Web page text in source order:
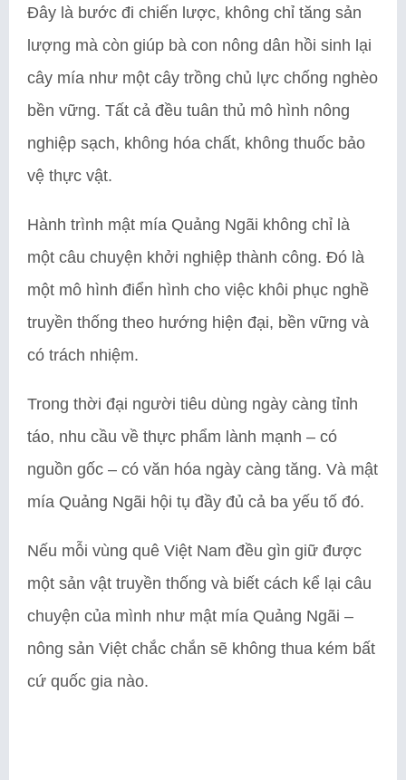
Đây là bước đi chiến lược, không chỉ tăng sản
lượng mà còn giúp bà con nông dân hồi sinh lại
cây mía như một cây trồng chủ lực chống nghèo
bền vững. Tất cả đều tuân thủ mô hình nông
nghiệp sạch, không hóa chất, không thuốc bảo
vệ thực vật.
Hành trình mật mía Quảng Ngãi không chỉ là
một câu chuyện khởi nghiệp thành công. Đó là
một mô hình điển hình cho việc khôi phục nghề
truyền thống theo hướng hiện đại, bền vững và
có trách nhiệm.
Trong thời đại người tiêu dùng ngày càng tỉnh
táo, nhu cầu về thực phẩm lành mạnh – có
nguồn gốc – có văn hóa ngày càng tăng. Và mật
mía Quảng Ngãi hội tụ đầy đủ cả ba yếu tố đó.
Nếu mỗi vùng quê Việt Nam đều gìn giữ được
một sản vật truyền thống và biết cách kể lại câu
chuyện của mình như mật mía Quảng Ngãi –
nông sản Việt chắc chắn sẽ không thua kém bất
cứ quốc gia nào.